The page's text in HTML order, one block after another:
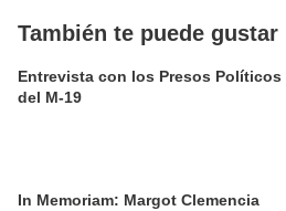
También te puede gustar
Entrevista con los Presos Políticos
del M-19
In Memoriam: Margot Clemencia